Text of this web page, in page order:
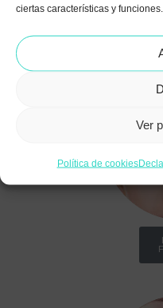
ciertas características y funciones.
Ver
Política de cookies